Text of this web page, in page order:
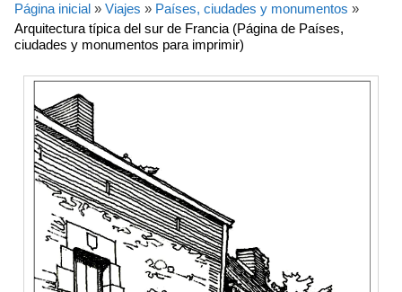
Página inicial » Viajes » Países, ciudades y monumentos »
Arquitectura típica del sur de Francia (Página de Países,
ciudades y monumentos para imprimir)